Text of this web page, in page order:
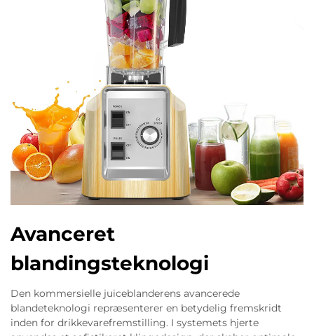
Avanceret
blandingsteknologi
Den kommersielle juiceblanderens avancerede
blandeteknologi repræsenterer en betydelig fremskridt
inden for drikkevarefremstilling. I systemets hjerte